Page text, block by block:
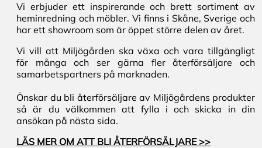
Vi erbjuder ett inspirerande och brett sortiment av
heminredning och möbler. Vi finns i Skåne, Sverige och
har ett showroom som är öppet större delen av året.
Vi vill att Miljögården ska växa och vara tillgängligt
för många och ser gärna fler återförsäljare och
samarbetspartners på marknaden.
Önskar du bli återförsäljare av Miljögårdens produkter
så är du välkommen att fylla i och skicka in din
ansökan på nästa sida.
LÄS MER OM ATT BLI ÅTERFÖRSÄLJARE >>